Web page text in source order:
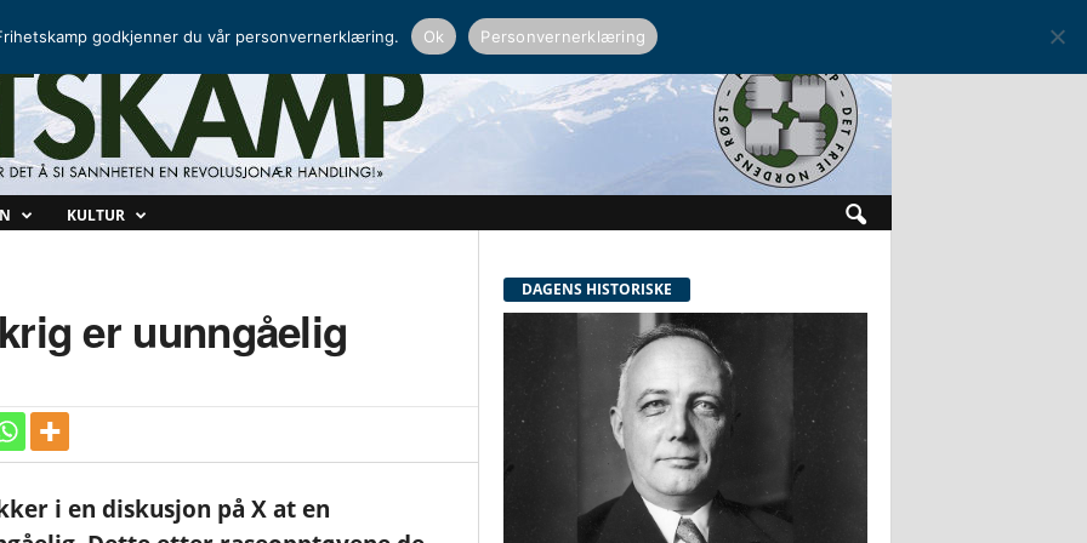
KULTUR
er uunngåelig
i en diskusjon på X at en
DAGENS HISTORISKE
godkjenner du vår personvernerklæring. Ok Personvernerklæring